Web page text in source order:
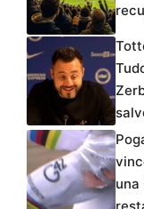
una